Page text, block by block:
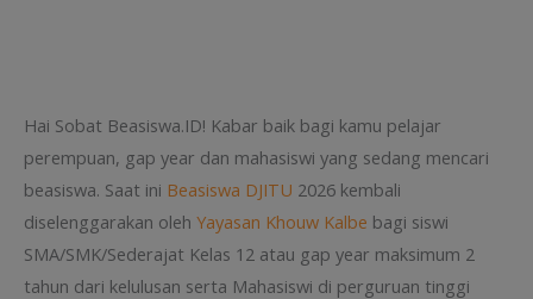
Hai Sobat Beasiswa.ID! Kabar baik bagi kamu pelajar
perempuan, gap year dan mahasiswi yang sedang mencari
beasiswa. Saat ini Beasiswa DJITU 2026 kembali
diselenggarakan oleh Yayasan Khouw Kalbe bagi siswi
SMA/SMK/Sederajat Kelas 12 atau gap year maksimum 2
tahun dari kelulusan serta Mahasiswi di perguruan tinggi